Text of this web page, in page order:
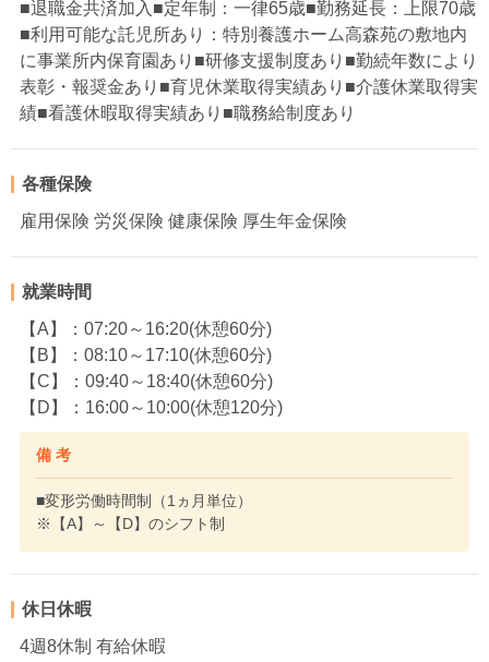
■退職金共済加入■定年制：一律65歳■勤務延長：上限70歳
■利用可能な託児所あり：特別養護ホーム高森苑の敷地内
に事業所内保育園あり■研修支援制度あり■勤続年数により
表彰・報奨金あり■育児休業取得実績あり■介護休業取得実
績■看護休暇取得実績あり■職務給制度あり
各種保険
雇用保険 労災保険 健康保険 厚生年金保険
就業時間
【A】：07:20～16:20(休憩60分)
【B】：08:10～17:10(休憩60分)
【C】：09:40～18:40(休憩60分)
【D】：16:00～10:00(休憩120分)
備 考
■変形労働時間制（1ヵ月単位）
※【A】～【D】のシフト制
休日休暇
4週8休制 有給休暇